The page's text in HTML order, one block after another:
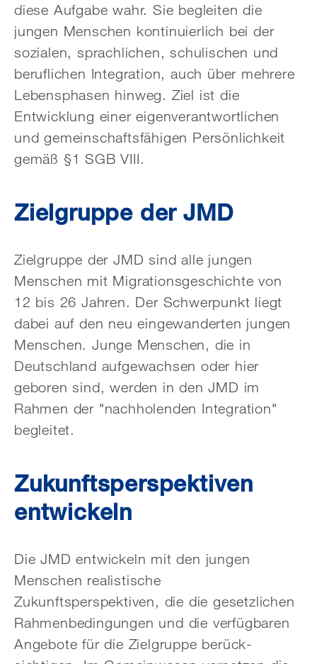
diese Aufgabe wahr. Sie begleiten die
jungen Menschen kontinuierlich bei der
sozialen, sprachlichen, schulischen und
beruflichen Integration, auch über mehrere
Lebensphasen hinweg. Ziel ist die
Entwicklung einer eigenverantwortlichen
und gemeinschaftsfähigen Persönlichkeit
gemäß §1 SGB VIII.
Zielgruppe der JMD
Zielgruppe der JMD sind alle jungen
Menschen mit Migrationsgeschichte von
12 bis 26 Jahren. Der Schwerpunkt liegt
dabei auf den neu eingewanderten jungen
Menschen. Junge Menschen, die in
Deutschland aufgewachsen oder hier
geboren sind, werden in den JMD im
Rahmen der "nachholenden Integration"
begleitet.
Zukunftsperspektiven
entwickeln
Die JMD entwickeln mit den jungen
Menschen realistische
Zukunftsperspektiven, die die gesetzlichen
Rahmenbedingungen und die verfügbaren
Angebote für die Zielgruppe berück­